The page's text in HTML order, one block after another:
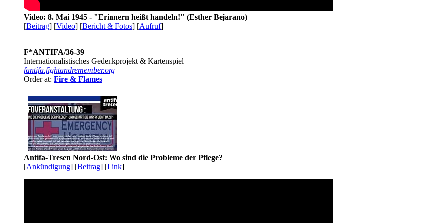
Video: 8. Mai 1945 - "Erinnern heißt handeln!" (Esther Bejarano)
[Beitrag] [Video] [Bericht & Fotos] [Aufruf]
F*ANTIFA/36-39
Internationalistisches Gedenkprojekt & Kartenspiel
fantifa.fightandremember.org
Order at: Fire & Flames
Antifa-Tresen Nord-Ost: Wo sind die Probleme der Pflege?
[Ankündigung] [Beitrag] [Link]